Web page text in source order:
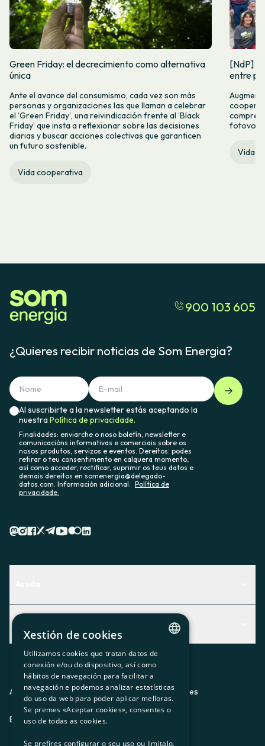
Green Friday: el decrecimiento como alternativa
única
Ante el avance del consumismo, cada vez son más
personas y organizaciones las que llaman a celebrar
el ‘Green Friday’, una reivindicación frente al ‘Black
Friday’ que insta a reflexionar sobre las decisiones
diarias y buscar acciones colectivas que garanticen
un futuro sostenible.
Vida cooperativa
[NdP]
entre
compres
Vida
900 103 605
¿Quieres recibir noticias de Som Energia?
Al suscribirte a la newsletter estás aceptando la
nuestraPolítica de privacidade.
Finalidades: enviarche o noso boletín, newsletter e
comunicacións informativas e comerciais sobre os
nosos produtos, servizos e eventos. Dereitos: podes
retirar o teu consentimento en calquera momento,
así como acceder, rectificar, suprimir os teus datos e
demais dereitos en somenergia@delegado-
datos.com. Información adicional: Política de
privacidade.
Descubre qué servicio te encaja mejor
Contacto
Actualidad
O recuncho da socia
Prensa
Trabaja con nosotros
Aviso legalPolítica de privacidadPolítica de cookies
ES CAGLEU
CATALAN
SPANISH
GL
Xestión de cookies
Utilizamos cookies que tratan datos de
conexión e/ou do dispositivo, así como
hábitos de navegación para facilitar a
navegación e podemos analizar estatísticas
do uso da web para poder aplicar melloras.
Se premes «Aceptar cookies», consentes o
uso de todas as cookies.
Se prefires configurar o seu uso ou limitalo,